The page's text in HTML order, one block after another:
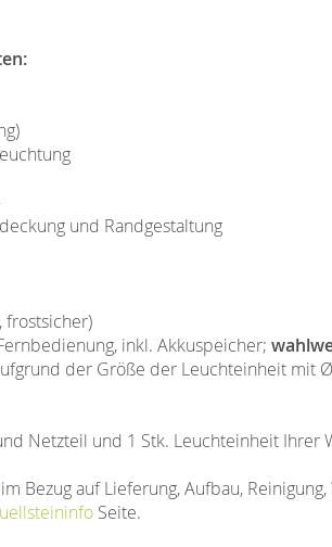
und Randgestaltung
frostsicher)
inkl. Akkuspeicher;
der Größe der Leuchteinheit mit
Netzteil und 1 Stk. Leuchteinheit Ihrer
Bezug auf Lieferung, Aufbau,
Seite.